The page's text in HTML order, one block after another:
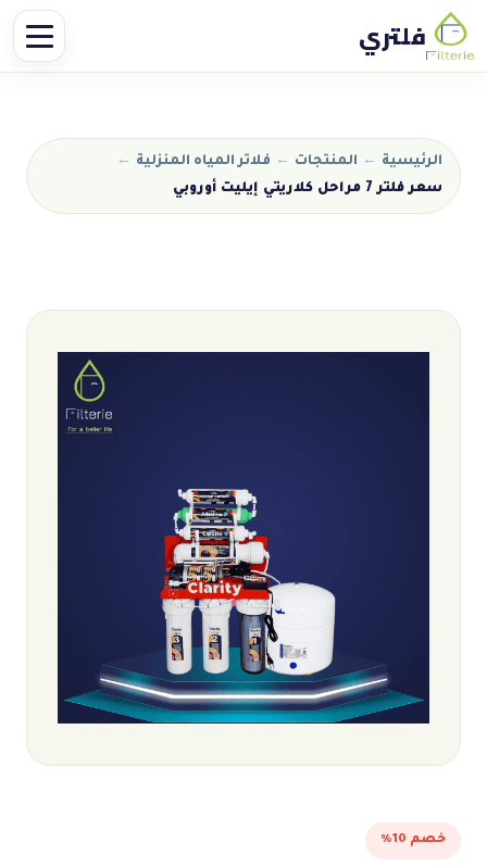
فلتري
الرئيسية ← المنتجات ← فلاتر المياه المنزلية ←
سعر فلتر 7 مراحل كلاريتي إيليت أوروبي
خصم 10%